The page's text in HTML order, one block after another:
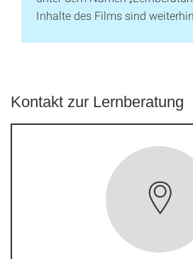
Inhalte des Films sind
Kontakt zur Lernberatung